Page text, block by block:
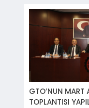
GTO’NUN MART
TOPLANTISI